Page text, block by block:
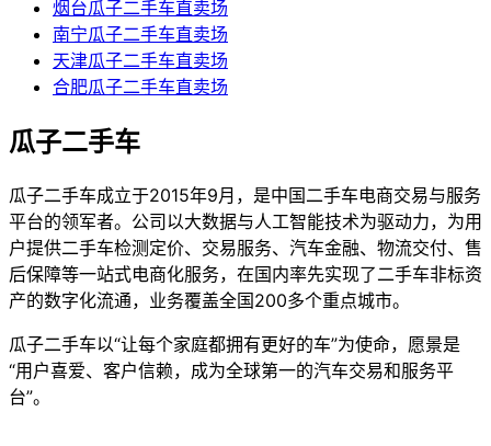
烟台瓜子二手车直卖场
南宁瓜子二手车直卖场
天津瓜子二手车直卖场
合肥瓜子二手车直卖场
瓜子二手车
瓜子二手车成立于2015年9月，是中国二手车电商交易与服务
平台的领军者。公司以大数据与人工智能技术为驱动力，为用
户提供二手车检测定价、交易服务、汽车金融、物流交付、售
后保障等一站式电商化服务，在国内率先实现了二手车非标资
产的数字化流通，业务覆盖全国200多个重点城市。
瓜子二手车以“让每个家庭都拥有更好的车”为使命，愿景是
“用户喜爱、客户信赖，成为全球第一的汽车交易和服务平
台”。